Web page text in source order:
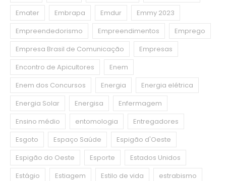
Emater
Embrapa Emdur
Emmy 2023
Empreendedorismo
Empreendimentos
Emprego
Empresa Brasil de Comunicação
Empresas
Encontro de Apicultores
Enem
Enem dos Concursos
Energia
Energia elétrica
Energia Solar
Energisa
Enfermagem
Ensino médio
entomologia
Entregadores
Esgoto
Espaço Saúde
Espigão d'Oeste
Espigão do Oeste
Esporte
Estados Unidos
Estágio
Estiagem Estilo de vida
estrabismo